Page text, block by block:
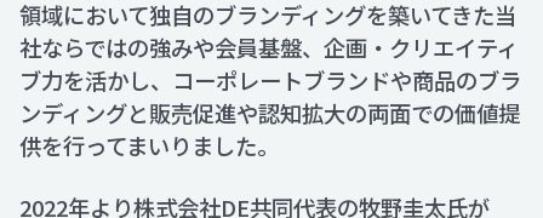
領域において独自のブランディングを築いてきた当
社ならではの強みや会員基盤、企画・クリエイティ
ブ力を活かし、コーポレートブランドや商品のブラ
ンディングと販売促進や認知拡大の両面での価値提
供を行ってまいりました。
2022年より株式会社DE共同代表の牧野圭太氏が